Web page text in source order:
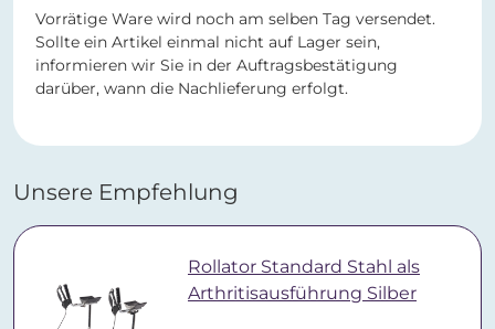
Vorrätige Ware wird noch am selben Tag versendet.
Sollte ein Artikel einmal nicht auf Lager sein,
informieren wir Sie in der Auftragsbestätigung
darüber, wann die Nachlieferung erfolgt.
Unsere Empfehlung
Rollator Standard Stahl als
Arthritisausführung Silber